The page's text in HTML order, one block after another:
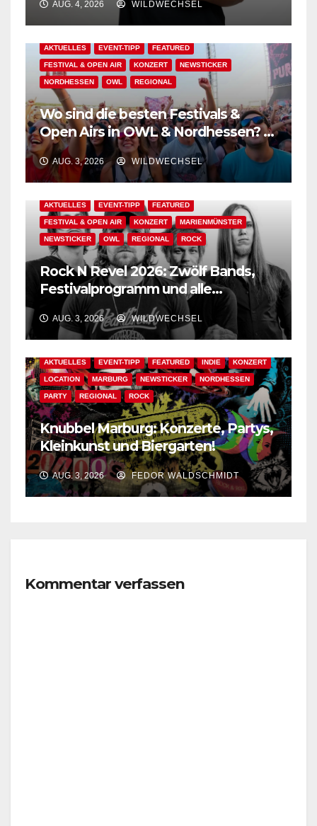
AUG. 4, 2026 WILDWECHSEL
AKTUELLES EVENT-TIPP FEATURED
FESTIVAL & OPEN AIR KONZERT NEWSTICKER
NORDHESSEN OWL REGIONAL
Wo sind die besten Festivals &
Open Airs in OWL & Nordhessen? –
Der Ww-Festival-Planer!
AUG. 3, 2026 WILDWECHSEL
AKTUELLES EVENT-TIPP FEATURED
FESTIVAL & OPEN AIR KONZERT MARIENMÜNSTER
NEWSTICKER OWL REGIONAL ROCK
Rock N Revel 2026: Zwölf Bands,
Festivalprogramm und alle
wichtigen Informationen!
AUG. 3, 2026 WILDWECHSEL
AKTUELLES EVENT-TIPP FEATURED INDIE KONZERT
LOCATION MARBURG NEWSTICKER NORDHESSEN
PARTY REGIONAL ROCK
Knubbel Marburg: Konzerte, Partys,
Kleinkunst und Biergarten!
AUG. 3, 2026 FEDOR WALDSCHMIDT
Kommentar verfassen